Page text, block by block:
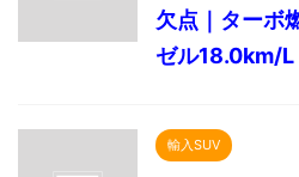
欠点｜ターボ
ゼル18.0km/L
輸入SUV